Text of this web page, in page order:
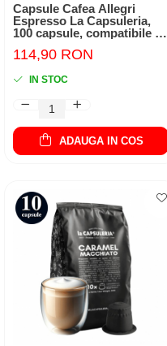
Capsule Cafea Allegri
Espresso La Capsuleria,
100 capsule, compatibile cu
114,90 RON
IN STOC
ADAUGA IN COS